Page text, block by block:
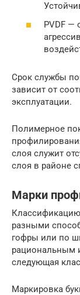
PVDF —
Срок службы
зависит от
эксплуатации.
Полимерное
слоя служит
слоя в районе
Марки
разными
гофры или по
рациональным
следующая
Маркировка